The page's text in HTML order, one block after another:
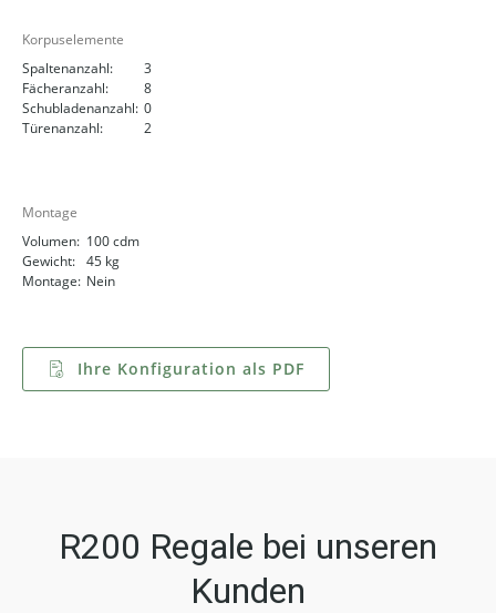
Korpuselemente
Spaltenanzahl:
3
Fächeranzahl:
8
Schubladenanzahl: 0
Türenanzahl:
2
Montage
Volumen: 100 cdm
Gewicht: 45 kg
Montage: Nein
Ihre Konfiguration als PDF
R200 Regale bei unseren
Kunden